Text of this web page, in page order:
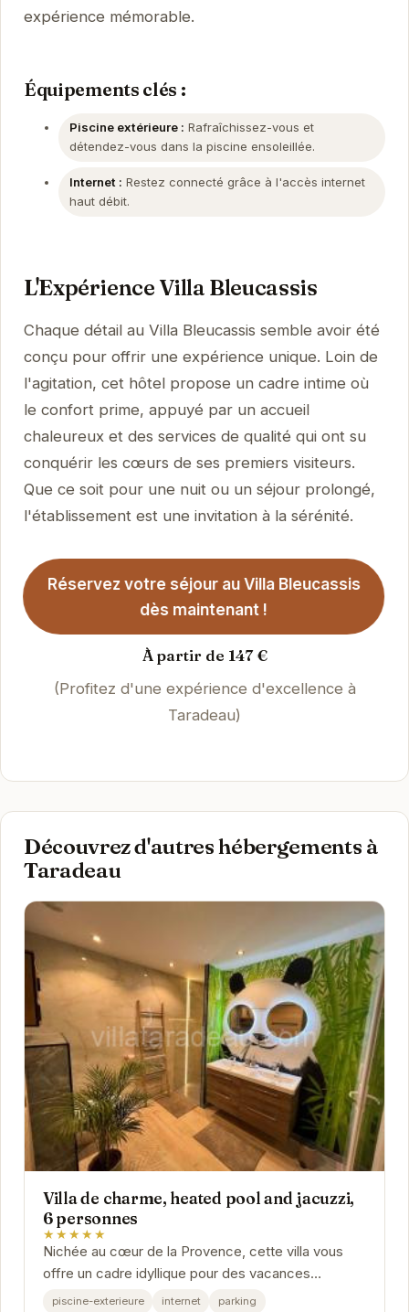
expérience mémorable.
Équipements clés :
Piscine extérieure : Rafraîchissez-vous et
détendez-vous dans la piscine ensoleillée.
Internet : Restez connecté grâce à l'accès internet
haut débit.
L'Expérience Villa Bleucassis
Chaque détail au Villa Bleucassis semble avoir été
conçu pour offrir une expérience unique. Loin de
l'agitation, cet hôtel propose un cadre intime où
le confort prime, appuyé par un accueil
chaleureux et des services de qualité qui ont su
conquérir les cœurs de ses premiers visiteurs.
Que ce soit pour une nuit ou un séjour prolongé,
l'établissement est une invitation à la sérénité.
Réservez votre séjour au Villa Bleucassis
dès maintenant !
À partir de 147 €
(Profitez d'une expérience d'excellence à
Taradeau)
Découvrez d'autres hébergements à
Taradeau
Villa de charme, heated pool and jacuzzi,
6 personnes
★★★★★
Nichée au cœur de la Provence, cette villa vous
offre un cadre idyllique pour des vacances
relaxantes. Son intérieur élégant et ses
piscine-exterieure internet
parking